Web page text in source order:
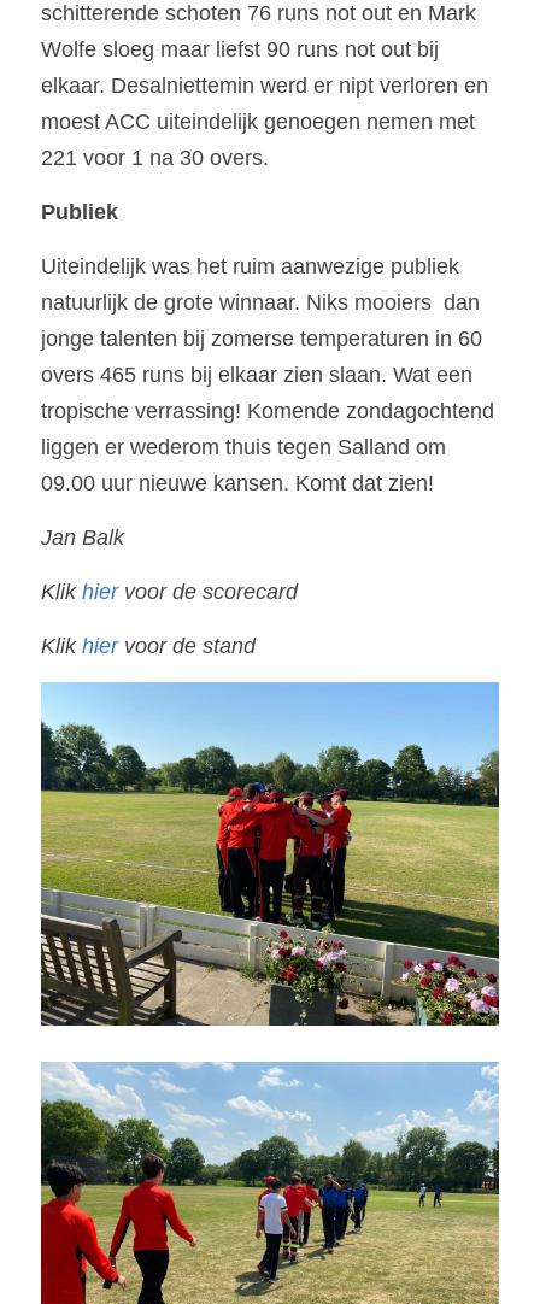
schitterende schoten 76 runs not out en Mark
Wolfe sloeg maar liefst 90 runs not out bij
elkaar. Desalniettemin werd er nipt verloren en
moest ACC uiteindelijk genoegen nemen met
221 voor 1 na 30 overs.
Publiek
Uiteindelijk was het ruim aanwezige publiek
natuurlijk de grote winnaar. Niks mooiers  dan
jonge talenten bij zomerse temperaturen in 60
overs 465 runs bij elkaar zien slaan. Wat een
tropische verrassing! Komende zondagochtend
liggen er wederom thuis tegen Salland om
09.00 uur nieuwe kansen. Komt dat zien!
Jan Balk
Klik hier voor de scorecard
Klik hier voor de stand